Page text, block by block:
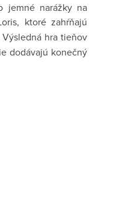
jemné narážky na
ktoré zahŕňajú
hra tieňov
dodávajú konečný